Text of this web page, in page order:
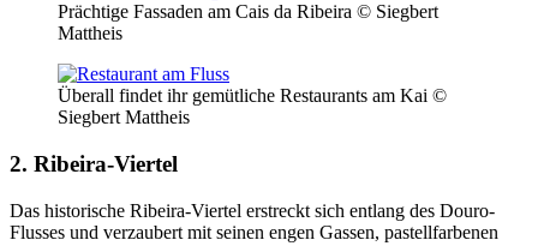
Prächtige Fassaden am Cais da Ribeira © Siegbert
Mattheis
Überall findet ihr gemütliche Restaurants am Kai ©
Siegbert Mattheis
2. Ribeira-Viertel
Das historische Ribeira-Viertel erstreckt sich entlang des Douro-
Flusses und verzaubert mit seinen engen Gassen, pastellfarbenen